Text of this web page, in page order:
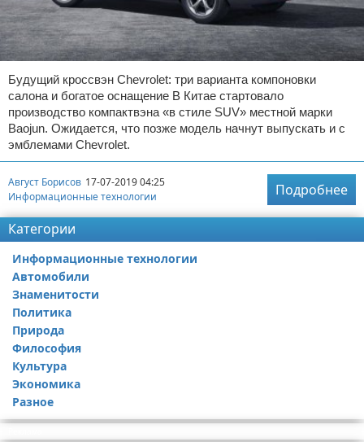
Будущий кроссвэн Chevrolet: три варианта компоновки
салона и богатое оснащение В Китае стартовало
производство компактвэна «в стиле SUV» местной марки
Baojun. Ожидается, что позже модель начнут выпускать и с
эмблемами Chevrolet.
Август Борисов 17-07-2019 04:25
Информационные технологии
Подробнее
Категории
Информационные технологии
Автомобили
Знаменитости
Политика
Природа
Философия
Культура
Экономика
Разное